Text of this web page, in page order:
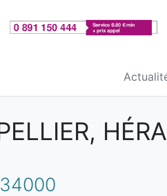
34000